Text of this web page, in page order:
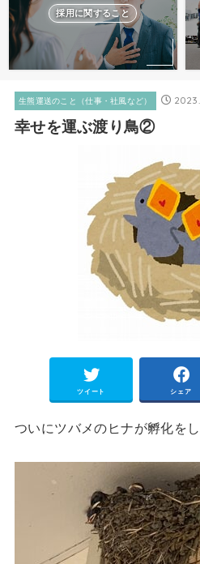
採用に関すること
生熊運送のこと（仕事・社風など）
幸せを運ぶ渡り鳥②
ツイート シェア
ついにツバメのヒナが孵化をし